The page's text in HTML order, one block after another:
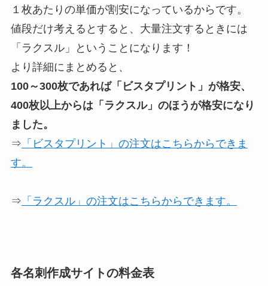
１枚あたりの単価が割安になっているからです。
値段だけ考えるとすると、大量注文するときには
「ラクスル」ということになります！
より詳細にまとめると、
100～300枚であれば「ビスタプリント」が格安、
400枚以上からは「ラクスル」のほうが格安になり
ました。
⇒ 「ビスタプリント」の注文はこちらからできま
す。
⇒ 「ラクスル」の注文はこちらからできます。
各名刺作成サイトの料金表